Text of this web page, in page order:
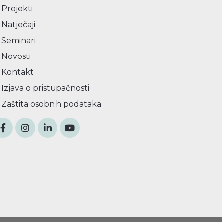
Projekti
Natječaji
Seminari
Novosti
Kontakt
Izjava o pristupačnosti
Zaštita osobnih podataka